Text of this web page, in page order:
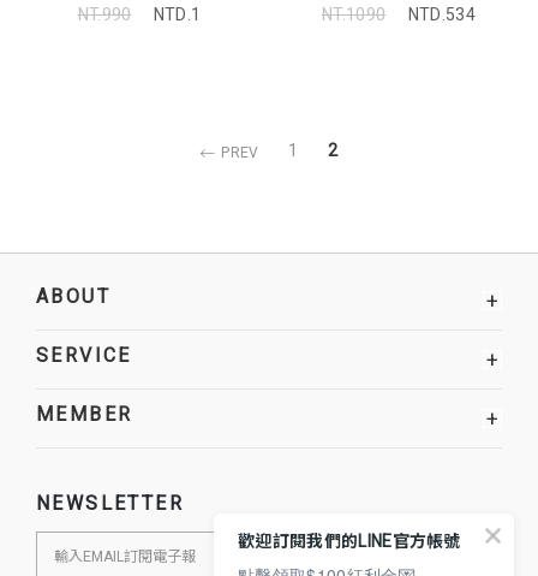
NT.990
NTD.1
NT.1090
NTD.534
PREV 1 2
ABOUT +
SERVICE +
MEMBER +
NEWSLETTER
歡迎訂閱我們的LINE官方帳號